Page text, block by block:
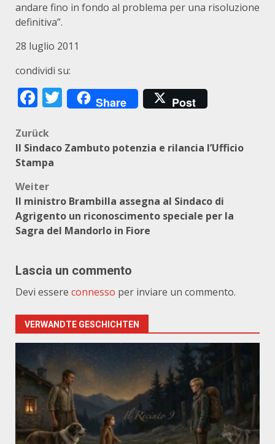
andare fino in fondo al problema per una risoluzione
definitiva”.
28 luglio 2011
condividi su:
Facebook
Twitter
Share Post
Beitragsnavigation
Zurück
Il Sindaco Zambuto potenzia e rilancia l’Ufficio
Stampa
Weiter
Il ministro Brambilla assegna al Sindaco di
Agrigento un riconoscimento speciale per la
Sagra del Mandorlo in Fiore
Lascia un commento
Devi essere connesso per inviare un commento.
VERWANDTE GESCHICHTEN